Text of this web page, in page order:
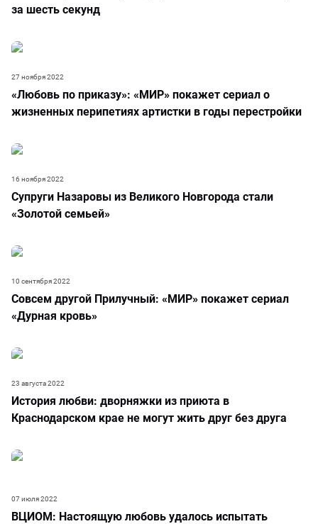
за шесть секунд
«Любовь по приказу»: «МИР» покажет сериал о
жизненных перипетиях артистки в годы перестройки
27 ноября 2022
Супруги Назаровы из Великого Новгорода стали
«Золотой семьей»
16 ноября 2022
Совсем другой Прилучный: «МИР» покажет сериал
«Дурная кровь»
10 сентября 2022
История любви: дворняжки из приюта в
Краснодарском крае не могут жить друг без друга
23 августа 2022
ВЦИОМ: Настоящую любовь удалось испытать
07 июля 2022